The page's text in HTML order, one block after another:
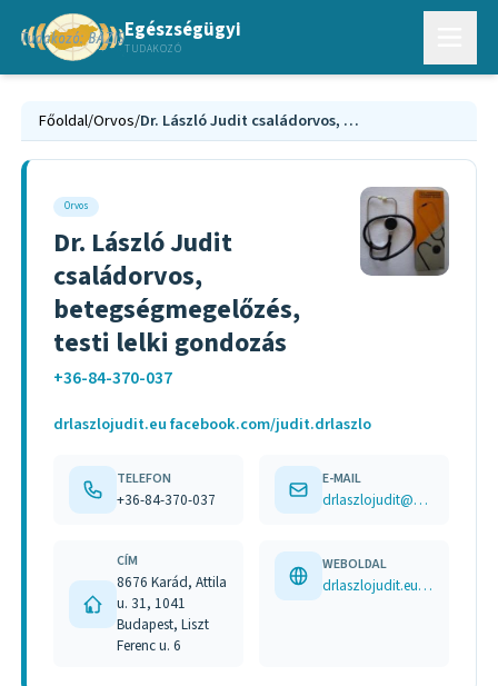
Egészségügyi
TUDAKOZÓ
Főoldal/Orvos/ Dr. László Judit családorvos, betegségmegelőzés, testi lelki gondozás
Orvos
Dr. László Judit
családorvos,
betegségmegelőzés,
testi lelki gondozás
+36-84-370-037
drlaszlojudit.eu facebook.com/judit.drlaszlo
TELEFON
+36-84-370-037
E-MAIL
drlaszlojudit@gmail.com
CÍM
8676 Karád, Attila
u. 31, 1041
Budapest, Liszt
Ferenc u. 6
WEBOLDAL
drlaszlojudit.eu facebook.com/judit.drlaszlo